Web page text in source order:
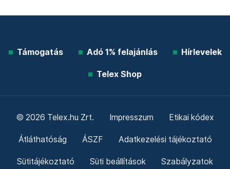
Támogatás Adó 1% felajánlás Hírlevelek
Telex Shop
© 2026 Telex.hu Zrt. Impresszum Etikai kódex
Átláthatóság ÁSZF Adatkezelési tájékoztató
Sütitájékoztató Süti beállítások Szabályzatok